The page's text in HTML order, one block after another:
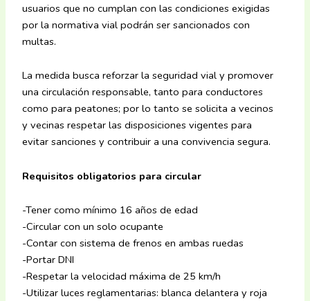
usuarios que no cumplan con las condiciones exigidas
por la normativa vial podrán ser sancionados con
multas.
La medida busca reforzar la seguridad vial y promover
una circulación responsable, tanto para conductores
como para peatones; por lo tanto se solicita a vecinos
y vecinas respetar las disposiciones vigentes para
evitar sanciones y contribuir a una convivencia segura.
Requisitos obligatorios para circular
-Tener como mínimo 16 años de edad
-Circular con un solo ocupante
-Contar con sistema de frenos en ambas ruedas
-Portar DNI
-Respetar la velocidad máxima de 25 km/h
-Utilizar luces reglamentarias: blanca delantera y roja